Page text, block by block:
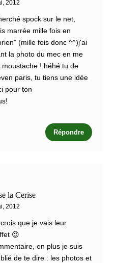
2012
spock sur le net,
marrée mille fois en
(mille fois donc ^^)j'ai
la photo du mec en me
! héhé tu de
paris, tu tiens une idée
pour ton
Répondre
la Cerise
2012
que je vais leur
😉
en plus je suis
de te dire : les photos et